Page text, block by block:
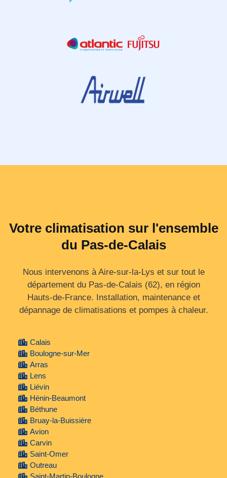
Votre climatisation sur l'ensemble
du Pas-de-Calais
Nous intervenons à Aire-sur-la-Lys et sur tout le
département du Pas‑de‑Calais (62), en région
Hauts‑de‑France. Installation, maintenance et
dépannage de climatisations et pompes à chaleur.
Calais
Boulogne-sur-Mer
Arras
Lens
Liévin
Hénin-Beaumont
Béthune
Bruay-la-Buissière
Avion
Carvin
Saint-Omer
Outreau